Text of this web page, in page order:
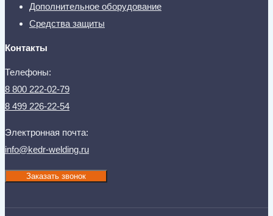
Дополнительное оборудование
Средства защиты
Контакты
Телефоны:
8 800 222-02-79
8 499 226-22-54
Электронная почта:
info@kedr-welding.ru
Заказать звонок